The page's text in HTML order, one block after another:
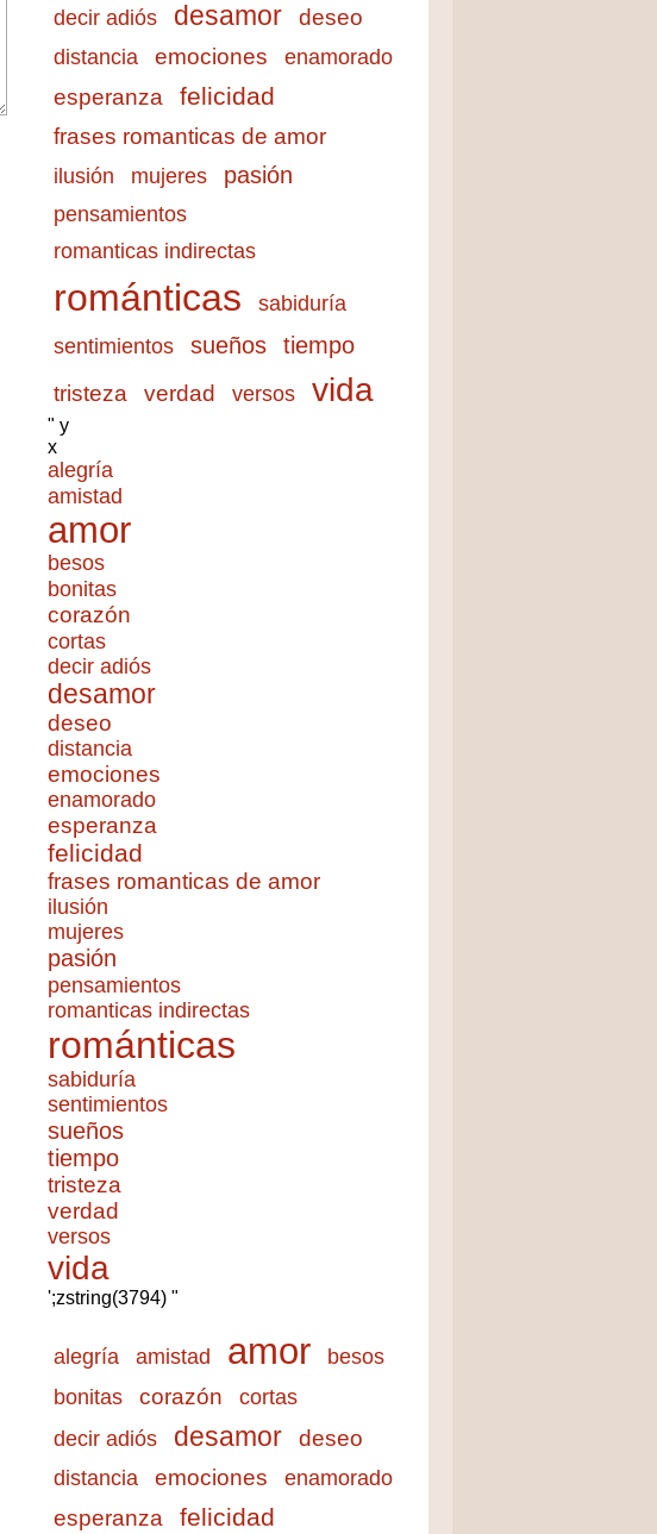
decir adiós desamor deseo
distancia emociones enamorado
esperanza felicidad
frases romanticas de amor
ilusión mujeres pasión
pensamientos
romanticas indirectas
románticas
sabiduría
sentimientos
sueños tiempo
tristeza verdad versos vida
" y
x
alegría
amistad
amor
besos
bonitas
corazón
cortas
decir adiós
desamor
deseo
distancia
emociones
enamorado
esperanza
felicidad
frases romanticas de amor
ilusión
mujeres
pasión
pensamientos
romanticas indirectas
románticas
sabiduría
sentimientos
sueños
tiempo
tristeza
verdad
versos
vida
';zstring(3794) "
alegría amistad amor besos
bonitas corazón cortas
decir adiós desamor deseo
distancia emociones enamorado
esperanza felicidad